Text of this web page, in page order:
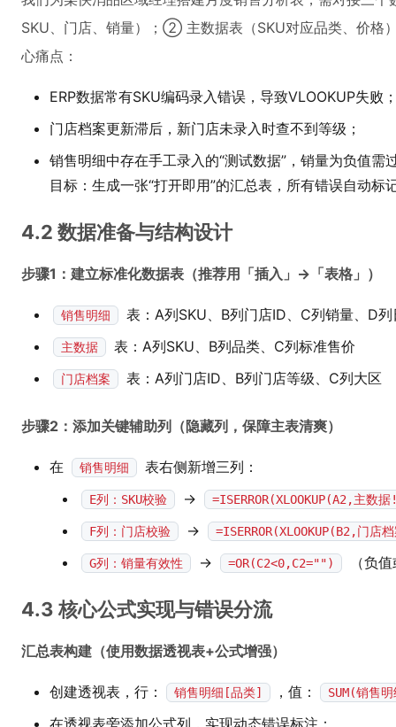
SKU、门店、销量）；② 主数据表（SKU对应品类、价
心痛点：
ERP数据常有SKU编码录入错误，导致VLOOKUP失败
门店档案更新滞后，新门店未录入时查不到等级；
销售明细中存在手工录入的“测试数据”，销量为负值需
目标：生成一张“打开即用”的汇总表，所有错误自动标
4.2 数据准备与结构设计
步骤1：建立标准化数据表（推荐用「插入」→「表格」）
销售明细 表：A列SKU、B列门店ID、C列销量、D列
主数据 表：A列SKU、B列品类、C列标准售价
门店档案 表：A列门店ID、B列门店等级、C列大区
步骤2：添加关键辅助列（隐藏列，保障主表清爽）
在 销售明细 表右侧新增三列：
E列：SKU校验 → =ISERROR(XLOOKUP(A2,主
F列：门店校验 → =ISERROR(XLOOKUP(B2,门
G列：销量有效性 → =OR(C2<0,C2="") （负
4.3 核心公式实现与错误分流
汇总表构建（使用数据透视表+公式增强）
创建透视表，行： 销售明细[品类] ，值： SUM(销售
在透视表旁添加公式列，实现动态错误标注：